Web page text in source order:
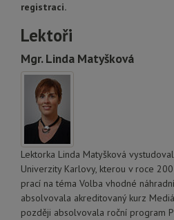
registraci.
Lektoři
Mgr. Linda Matyšková
Lektorka Linda Matyšková
Univerzity Karlovy, kterou v roce
prací na téma Volba vhodné
absolvovala akreditovaný kurz
později absolvovala roční program